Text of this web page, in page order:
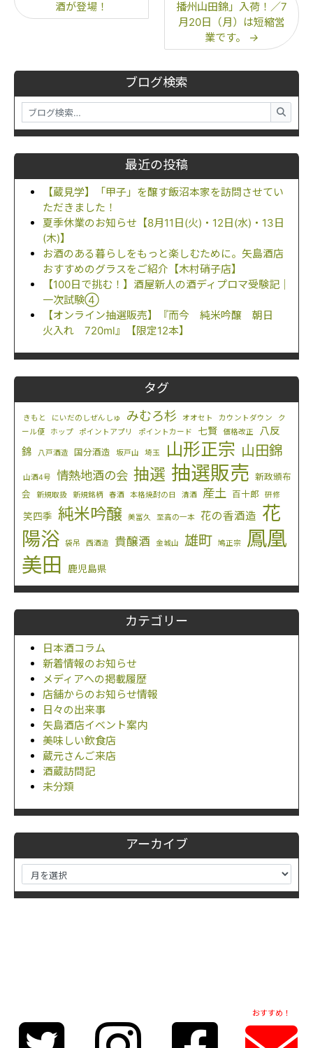
ブログ検索
最近の投稿
【蔵見学】「甲子」を醸す飯沼本家を訪問させてい
ただきました！
夏季休業のお知らせ【8月11日(火)・12日(水)・13日
(木)】
お酒のある暮らしをもっと楽しむために。矢島酒店
おすすめのグラスをご紹介【木村硝子店】
【100日で挑む！】酒屋新人の酒ディプロマ受験記｜
一次試験④
【オンライン抽選販売】『而今 純米吟醸 朝日
火入れ 720ml』【限定12本】
タグ
きもと にいだのしぜんしゅ みむろ杉 オオセト カウントダウン
ク
ール便
ホップ ポイントアプリ ポイントカード 七賢 価格改正
八反
錦
八戸酒造 国分酒造 坂戸山 埼玉 山形正宗 山田錦
山酒4号 情熱地酒の会 抽選 抽選販売 新政頒布
会
新規取扱 新規銘柄 春酒 本格焼酎の日 清酒 産土 百十郎 研修
笑四季 純米吟醸 美冨久 至高の一本 花の香酒造 花
陽浴
袋吊 西酒造 貴醸酒 金城山 雄町 鳩正宗
鳳凰
美田
鹿児島県
カテゴリー
日本酒コラム
新着情報のお知らせ
メディアへの掲載履歴
店舗からのお知らせ情報
日々の出来事
矢島酒店イベント案内
美味しい飲食店
蔵元さんご来店
酒蔵訪問記
未分類
アーカイブ
酒が登場！
播州山田錦」入荷！／7
月20日（月）は短縮営
業です。
→
おすすめ！